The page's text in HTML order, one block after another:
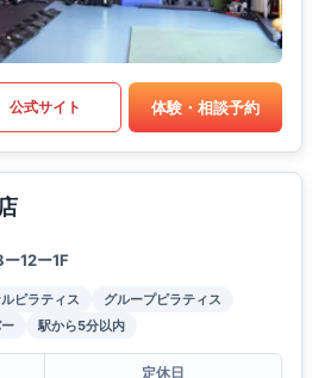
公式サイト 体験・相談予約
12ー1F
ピラティス
グループピラティス
駅から5分以内
定休日